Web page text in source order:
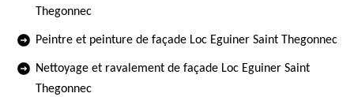
Thegonnec
Peintre et peinture de façade Loc Eguiner Saint Thegonnec
Nettoyage et ravalement de façade Loc Eguiner Saint
Thegonnec